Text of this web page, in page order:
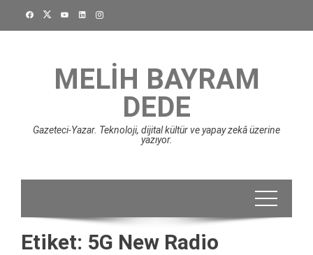
MELIH BAYRAM
DEDE
Gazeteci-Yazar. Teknoloji, dijital kültür ve yapay zekâ üzerine
yazıyor.
Etiket: 5G New Radio